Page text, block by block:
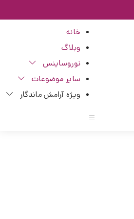
خانه
وبلاگ
نوروساینس
سایر موضوعات
ویژه آرامش ماندگار